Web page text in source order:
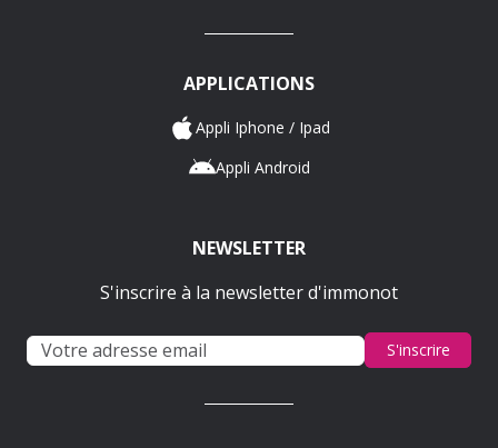
APPLICATIONS
Appli Iphone / Ipad
Appli Android
NEWSLETTER
S'inscrire à la newsletter d'immonot
S'inscrire